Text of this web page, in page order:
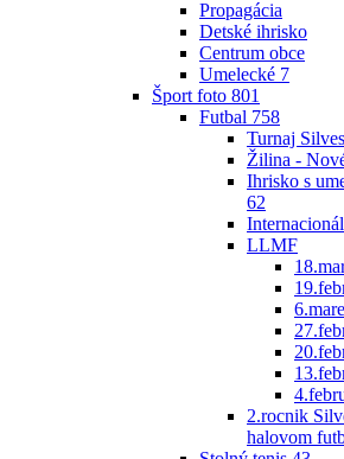
Propagácia
Detské ihrisko
Centrum obce
Umelecké 7
Šport foto 801
Futbal 758
Turnaj
Žilina -
Ihrisko s
62
LLMF
2.rocnik
halovom